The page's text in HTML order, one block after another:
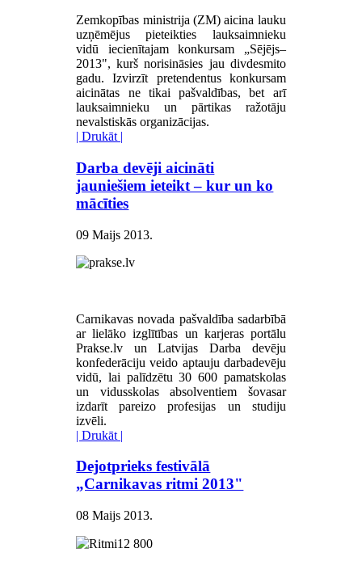
Zemkopības ministrija (ZM) aicina lauku
uzņēmējus pieteikties lauksaimnieku
vidū iecienītajam konkursam „Sējējs–
2013", kurš norisināsies jau divdesmito
gadu. Izvirzīt pretendentus konkursam
aicinātas ne tikai pašvaldības, bet arī
lauksaimnieku un pārtikas ražotāju
nevalstiskās organizācijas.
| Drukāt |
Darba devēji aicināti
jauniešiem ieteikt – kur un ko
mācīties
09 Maijs 2013.
Carnikavas novada pašvaldība sadarbībā
ar lielāko izglītības un karjeras portālu
Prakse.lv un Latvijas Darba devēju
konfederāciju veido aptauju darbadevēju
vidū, lai palīdzētu 30 600 pamatskolas
un vidusskolas absolventiem šovasar
izdarīt pareizo profesijas un studiju
izvēli.
| Drukāt |
Dejotprieks festivālā
„Carnikavas ritmi 2013"
08 Maijs 2013.